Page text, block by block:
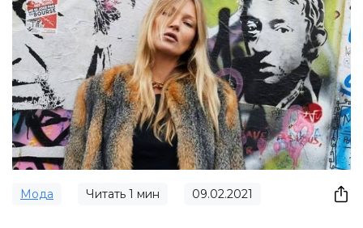
Мода Читать 1 мин 09.02.2021